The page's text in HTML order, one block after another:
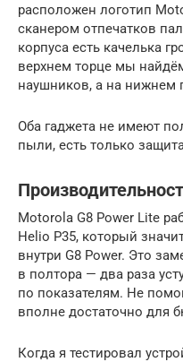
расположен логотип
сканером отпечатков
корпуса есть качелька
верхнем торце мы
наушников, а на нижнем
Оба гаджета не имеют
пыли, есть только
Motorola G8 Power Lite
Helio P35, который
внутри G8 Power. Это
в полтора — два раза
по показателям. Не
вполне достаточно для
Когда я тестировал